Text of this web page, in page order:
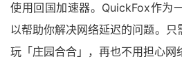
使用回国加速器。QuickFox作为
以帮助你解决网络延迟的问题。只
玩「庄园合合」，再也不用担心网